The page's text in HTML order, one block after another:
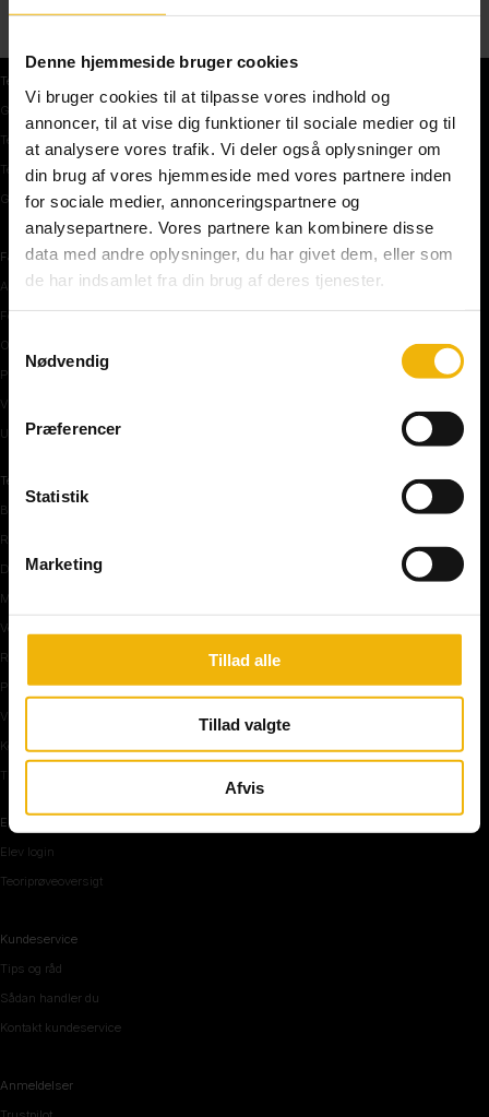
Denne hjemmeside bruger cookies
Vi bruger cookies til at tilpasse vores indhold og
annoncer, til at vise dig funktioner til sociale medier og til
at analysere vores trafik. Vi deler også oplysninger om
din brug af vores hjemmeside med vores partnere inden
for sociale medier, annonceringspartnere og
analysepartnere. Vores partnere kan kombinere disse
data med andre oplysninger, du har givet dem, eller som
de har indsamlet fra din brug af deres tjenester.
Nødvendig
Præferencer
Statistik
Marketing
Tillad alle
Tillad valgte
Afvis
Teoriprøver
Gratis teoriprøve
Teoriprøver oversigt
Teoriprøver – pakker/priser
Generhvervelse af kørekort
Færdselstavler
Advarselstavler
Forbudstavler
Oplysningstavler
Påbudstavler
Vigepligtstavler
Undertavler
Teoriundervisning
Bilens teknik
Risikoforhold
De første manøvre på vej
Manøvre på vej
Vejkryds
Rundkørsel og motorvej
Parkering, mørke og tunnel
Vi mennesker
Køreteknik
Tips og råd inden teoriprøven
Elevområde
Elev login
Teoriprøveoversigt
Kundeservice
Tips og råd
Sådan handler du
Kontakt kundeservice
Anmeldelser